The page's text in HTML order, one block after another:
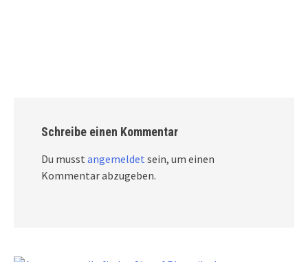
Schreibe einen Kommentar
Du musst angemeldet sein, um einen
Kommentar abzugeben.